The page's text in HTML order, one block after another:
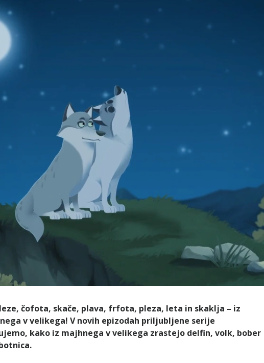
čofota, skače, plava, frfota, pleza, leta in skaklja – iz
v velikega! V novih epizodah priljubljene serije
kako iz majhnega v velikega zrastejo delfin, volk, bober